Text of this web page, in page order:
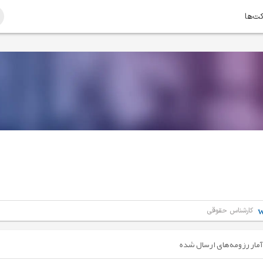
کارشناس حقوقی
آمار رزومه‌های ارسال شده